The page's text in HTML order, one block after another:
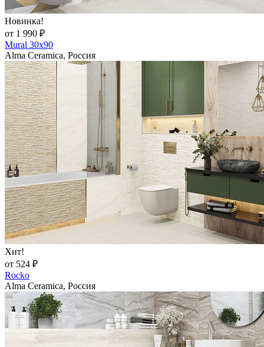
Новинка!
от 1 990 ₽
Mural 30x90
Alma Ceramica, Россия
Хит!
от 524 ₽
Rocko
Alma Ceramica, Россия